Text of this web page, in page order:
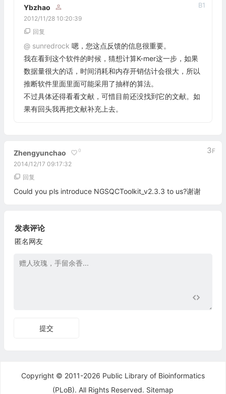
Ybzhao
2012/11/28 10:20:39
B1
回复
@ sunredrock 嗯，您这点反馈的信息很重要。
我在看到这个软件的时候，猜想计算K-mer这一步，如果
数据量很大的话，时间消耗和内存开销估计会很大，所以
推断软件里面里面可能采用了抽样的算法。
不过具体还得看看文献，可惜目前还没找到它的文献。如
果有回头我再把文献补充上去。
Zhengyunchao 0
2014/12/17 09:17:32
3F
回复
Could you pls introduce NGSQCToolkit_v2.3.3 to us?谢谢
发表评论
匿名网友
提交
Copyright © 2011-2026 Public Library of Bioinformatics
(PLoB). All Rights Reserved. Sitemap